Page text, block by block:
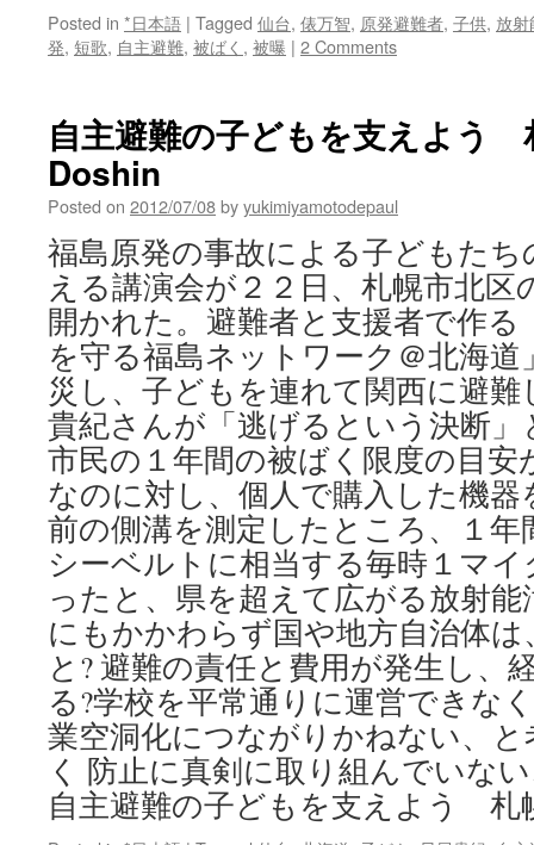
Posted in *日本語 | Tagged 仙台, 俵万智, 原発避難者, 子供, 放
発, 短歌, 自主避難, 被ばく , 被曝 | 2 Comments
自主避難の子どもを支えよう
Doshin
Posted on 2012/07/08byyukimiyamotodepaul
福島原発の事故による子どもた
える講演会が２２日、札幌市北
開かれた。避難者と支援者で作
を守る福島ネットワーク＠北海
災し、子どもを連れて関西に避
貴紀さんが「逃げるという決断
市民の１年間の被ばく限度の目
なのに対し、個人で購入した機
前の側溝を測定したところ、１
シーベルトに相当する毎時１マ
ったと、県を超えて広がる放射
にもかかわらず国や地方自治体
と? 避難の責任と費用が発生し、
る?学校を平常通りに運営できな
業空洞化につながりかねない、
く 防止に真剣に取り組んでいな
自主避難の子どもを支えよう 札